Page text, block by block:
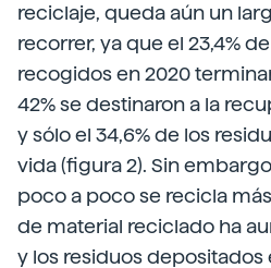
reciclaje, queda aún un
recorrer, ya que el 23,4%
recogidos en 2020
42% se destinaron a la
y sólo el 34,6% de los
vida (figura 2). Sin
poco a poco se recicla
de material reciclado ha
y los residuos